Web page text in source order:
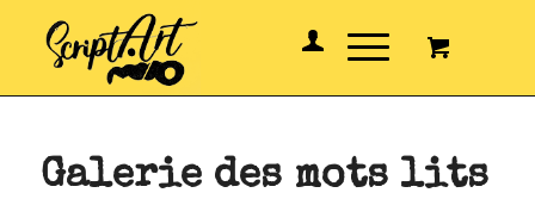
Galerie des mots lits